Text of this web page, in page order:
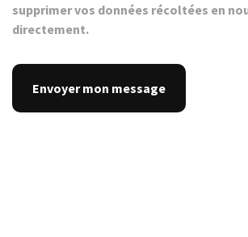
supprimer vos données récoltées en
directement.